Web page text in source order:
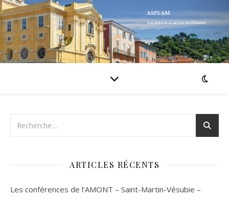
ARTICLES RÉCENTS
Les conférences de l’AMONT – Saint-Martin-Vésubie –